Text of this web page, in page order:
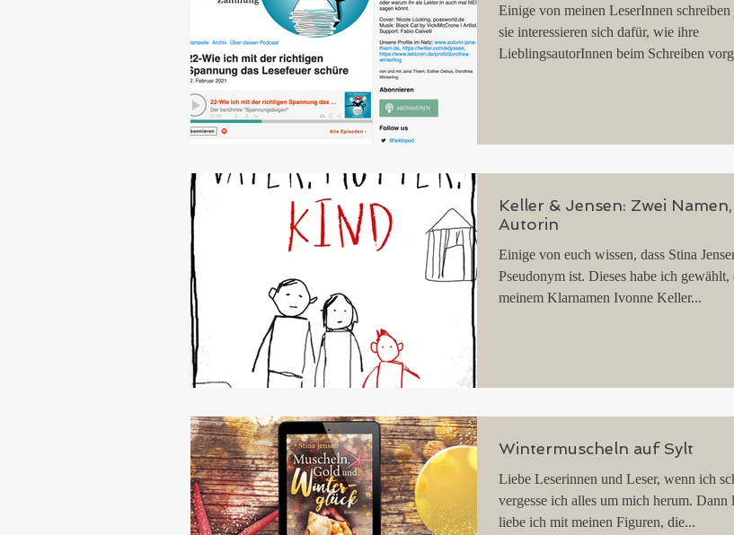
Einige von meinen LeserInnen schreiben
sie interessieren sich dafür, wie ihre
LieblingsautorInnen beim Schreiben
Keller & Jensen: Zwei
Autorin
Einige von euch wissen, dass Stina
Pseudonym ist. Dieses habe ich gewählt,
meinem Klarnamen Ivonne Keller...
Wintermuscheln auf Sylt
Liebe Leserinnen und Leser, wenn ich
vergesse ich alles um mich herum. Dann
liebe ich mit meinen Figuren, die...